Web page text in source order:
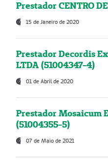
Prestador CENTRO
15 de Janeiro de 2020
Prestador Decordis
LTDA (51004347-4)
01 de Abril de 2020
Prestador Mosaicum
(51004355-5)
07 de Maio de 2021